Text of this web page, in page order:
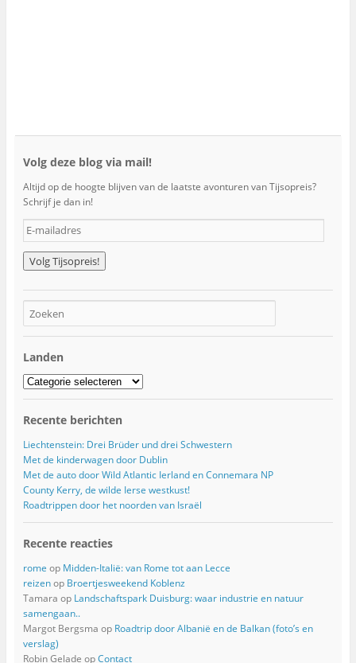
Volg deze blog via mail!
Altijd op de hoogte blijven van de laatste avonturen van Tijsopreis?
Schrijf je dan in!
E
-
m
a
i
l
e
s
Landen
Landen
Recente berichten
Liechtenstein: Drei Brüder und drei Schwestern
Met de kinderwagen door Dublin
Met de auto door Wild Atlantic Ierland en Connemara NP
County Kerry, de wilde Ierse westkust!
Roadtrippen door het noorden van Israël
Recente reacties
rome op Midden-Italië: van Rome tot aan Lecce
reizenop Broertjesweekend Koblenz
Tamara op Landschaftspark Duisburg: waar industrie en natuur
samengaan..
Margot Bergsma op Roadtrip door Albanië en de Balkan (foto’s en
verslag)
Robin Gelade opContact